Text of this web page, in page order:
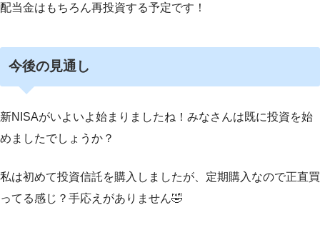
配当金はもちろん再投資する予定です！
今後の見通し
新NISAがいよいよ始まりましたね！みなさんは既に投資を始
めましたでしょうか？
私は初めて投資信託を購入しましたが、定期購入なので正直買
ってる感じ？手応えがありません🤣